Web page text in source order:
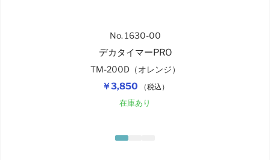
￥3,850 （税込）
No. 1630-00
デカタイマーPRO
TM-200D（オレンジ）
在庫あり